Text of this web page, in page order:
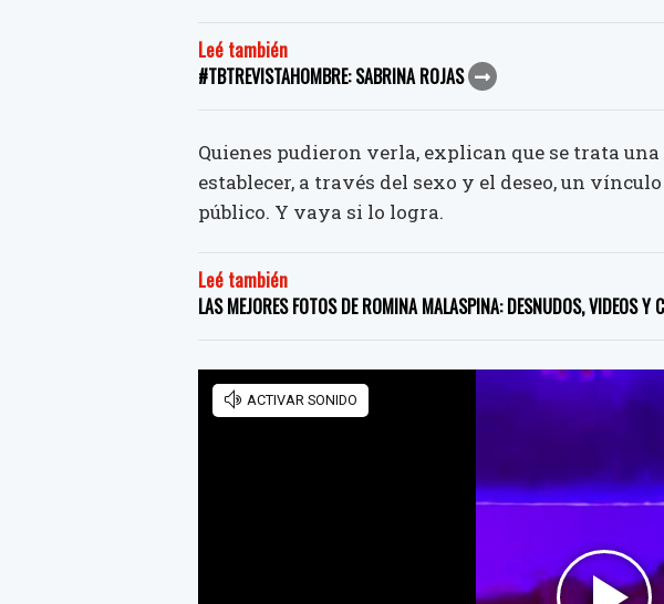
Leé también
#TBTREVISTAHOMBRE: SABRINA ROJAS
Quienes pudieron verla, explican que se trata
establecer, a través del sexo y el deseo, un
público. Y vaya si lo logra.
Leé también
LAS MEJORES FOTOS DE ROMINA MALASPINA: DESNUDOS, VIDEOS Y